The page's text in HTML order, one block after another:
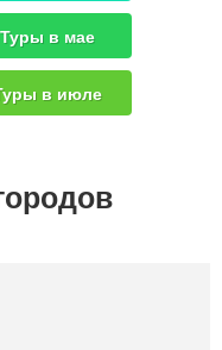
Туры в мае
в июле